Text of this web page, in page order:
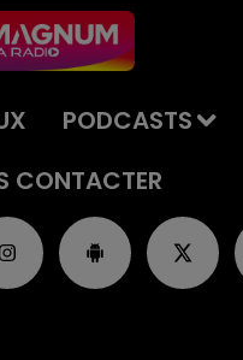
PODCASTS
CONTACTER